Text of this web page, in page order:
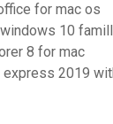
for mac os
10
8 for mac
2019